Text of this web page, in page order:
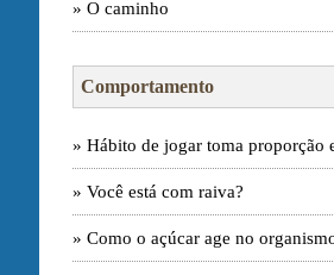
» O caminho
Comportamento
» Hábito de jogar toma proporção
» Você está com raiva?
» Como o açúcar age no